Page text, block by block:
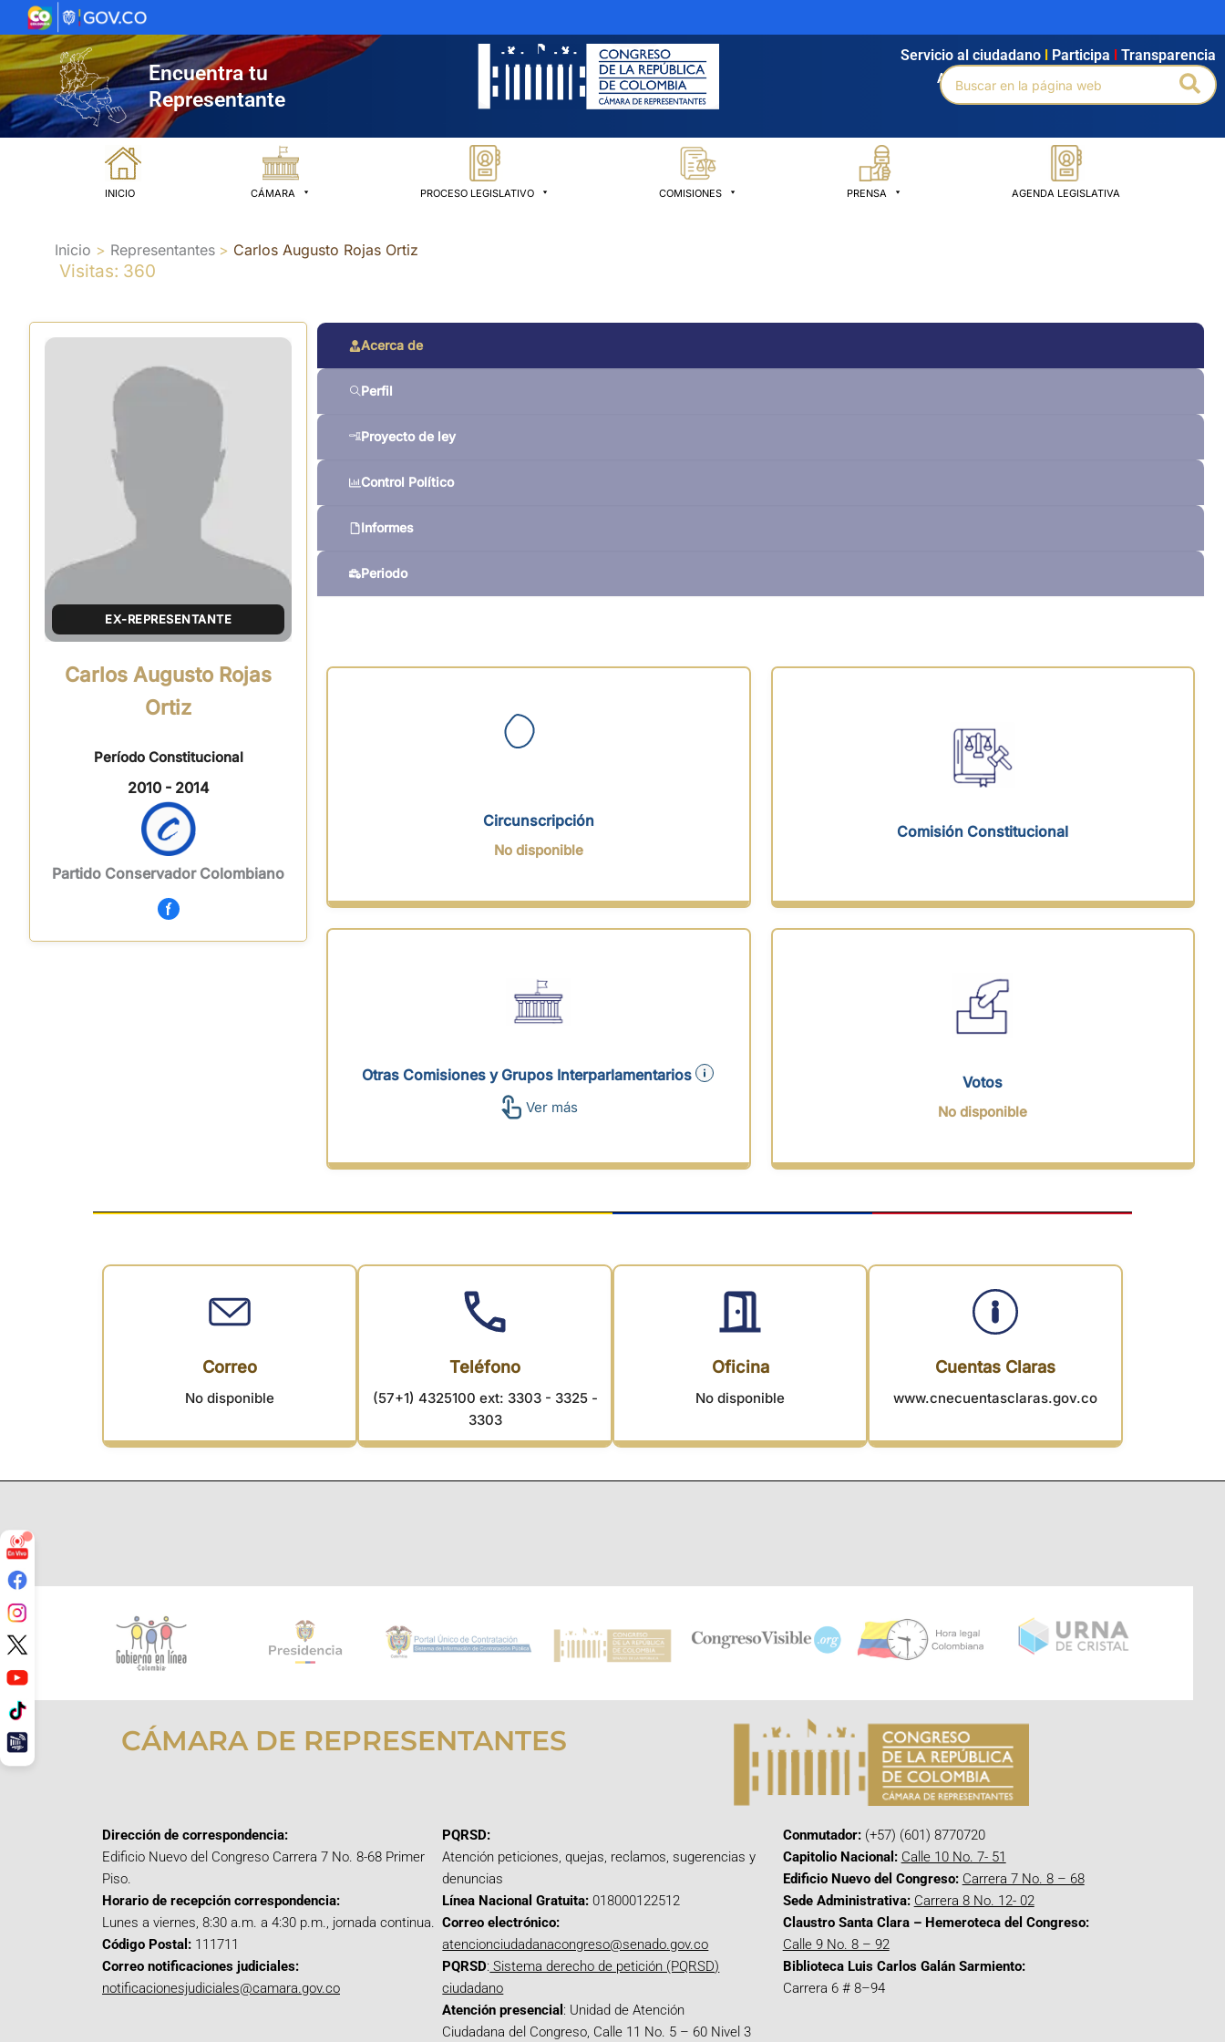
al
contenido
Encuentra tu
Representante
Agendamiento Intranet Búsqueda avanzada
Servicio al ciudadano Participa Transparencia
Buscar
por:
INICIO CÁMARA PROCESO LEGISLATIVO COMISIONES PRENSA AGENDA LEGISLATIVA
Inicio Representantes Carlos Augusto Rojas Ortiz
Visitas: 360
EX-REPRESENTANTE
Carlos Augusto Rojas
Ortiz
Período Constitucional
2010 - 2014
Partido Conservador Colombiano
Acerca de
Perfil
Proyecto de ley
Control Político
Informes
Periodo
Circunscripción
No disponible
Comisión Constitucional
Otras Comisiones y Grupos Interparlamentarios
Ver más
Votos
No disponible
Correo
No disponible
Teléfono
(57+1) 4325100 ext: 3303 - 3325 -
3303
Oficina
No disponible
Cuentas Claras
www.cnecuentasclaras.gov.co
CÁMARA DE REPRESENTANTES
Dirección de correspondencia:
Edificio Nuevo del Congreso Carrera 7 No. 8-68 Primer
Piso.
Horario de recepción correspondencia:
Lunes a viernes, 8:30 a.m. a 4:30 p.m., jornada continua.
Código Postal: 111711
Correo notificaciones judiciales:
notificacionesjudiciales@camara.gov.co
PQRSD:
Atención peticiones, quejas, reclamos, sugerencias y
denuncias
Línea Nacional Gratuita: 018000122512
Correo electrónico:
atencionciudadanacongreso@senado.gov.co
PQRSD: Sistema derecho de petición (PQRSD)
ciudadano
Atención presencial : Unidad de Atención
Ciudadana del Congreso, Calle 11 No. 5 – 60 Nivel 3
Conmutador:(+57) (601) 8770720
Capitolio Nacional: Calle 10 No. 7- 51
Edificio Nuevo del Congreso: Carrera 7 No. 8 – 68
Sede Administrativa: Carrera 8 No. 12- 02
Claustro Santa Clara – Hemeroteca del Congreso:
Calle 9 No. 8 – 92
Biblioteca Luis Carlos Galán Sarmiento:
Carrera 6 # 8–94